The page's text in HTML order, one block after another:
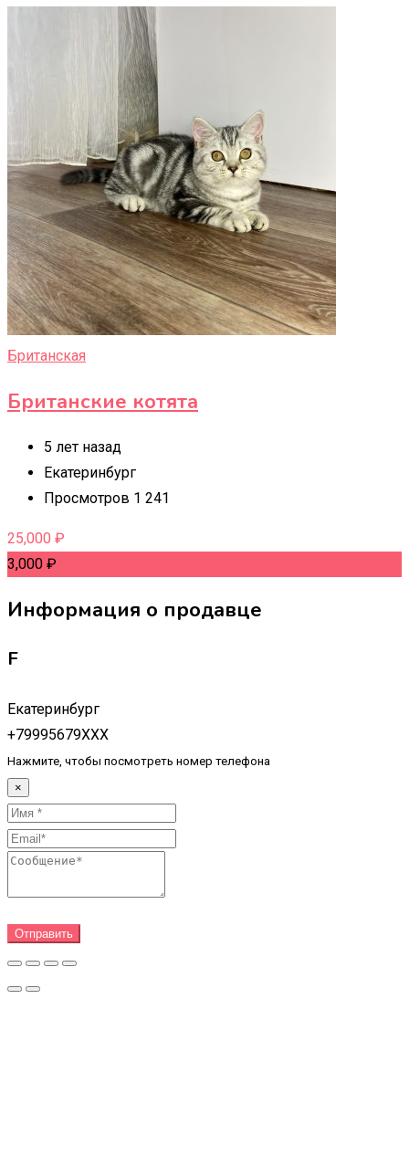
Британская
Британские котята
5 лет назад
Екатеринбург
Просмотров 1 241
25,000 ₽
3,000 ₽
Информация о продавце
F
Екатеринбург
+79995679XXX
Нажмите, чтобы посмотреть номер телефона
×
Отправить